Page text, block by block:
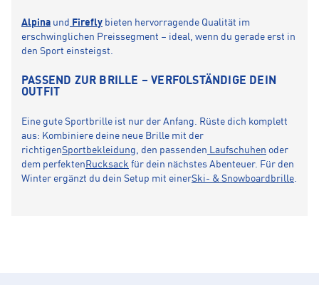
Alpina und Firefly bieten hervorragende Qualität im
erschwinglichen Preissegment – ideal, wenn du gerade erst in
den Sport einsteigst.
PASSEND ZUR BRILLE – VERFOLSTÄNDIGE DEIN
OUTFIT
Eine gute Sportbrille ist nur der Anfang. Rüste dich komplett
aus: Kombiniere deine neue Brille mit der
richtigenSportbekleidung, den passenden Laufschuhen oder
dem perfekten Rucksack für dein nächstes Abenteuer. Für den
Winter ergänzt du dein Setup mit einerSki- & Snowboardbrille.